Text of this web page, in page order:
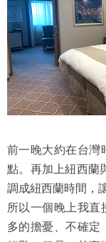
前一晚大約在台灣
點。再加上紐西蘭
調成紐西蘭時間，
所以一個晚上我直
多的擔憂、不確定